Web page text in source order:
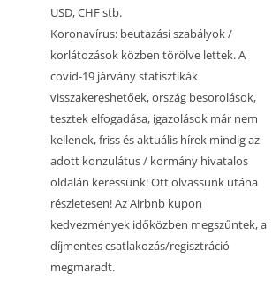
USD, CHF stb.
Koronavírus: beutazási szabályok /
korlátozások közben törölve lettek. A
covid-19 járvány statisztikák
visszakereshetőek, ország besorolások,
tesztek elfogadása, igazolások már nem
kellenek, friss és aktuális hírek mindig az
adott konzulátus / kormány hivatalos
oldalán keressünk! Ott olvassunk utána
részletesen! Az Airbnb kupon
kedvezmények időközben megszűntek, a
díjmentes csatlakozás/regisztráció
megmaradt.